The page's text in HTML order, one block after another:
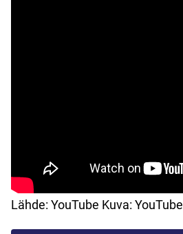
Lähde: YouTube Kuva: YouTube